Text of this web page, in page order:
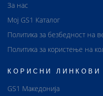
За нас
Мој GS1 Каталог
Политика за безбедност на
Политика за користење на
КОРИСНИ ЛИНКОВИ
GS1 Македонија